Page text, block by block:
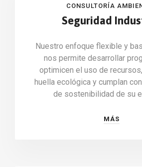
CONSULTORÍA
Seguridad
Nuestro enfoque flexible y
nos permite desarrollar
optimicen el uso de
huella ecológica y cumplan
de sostenibilidad de su
MÁS